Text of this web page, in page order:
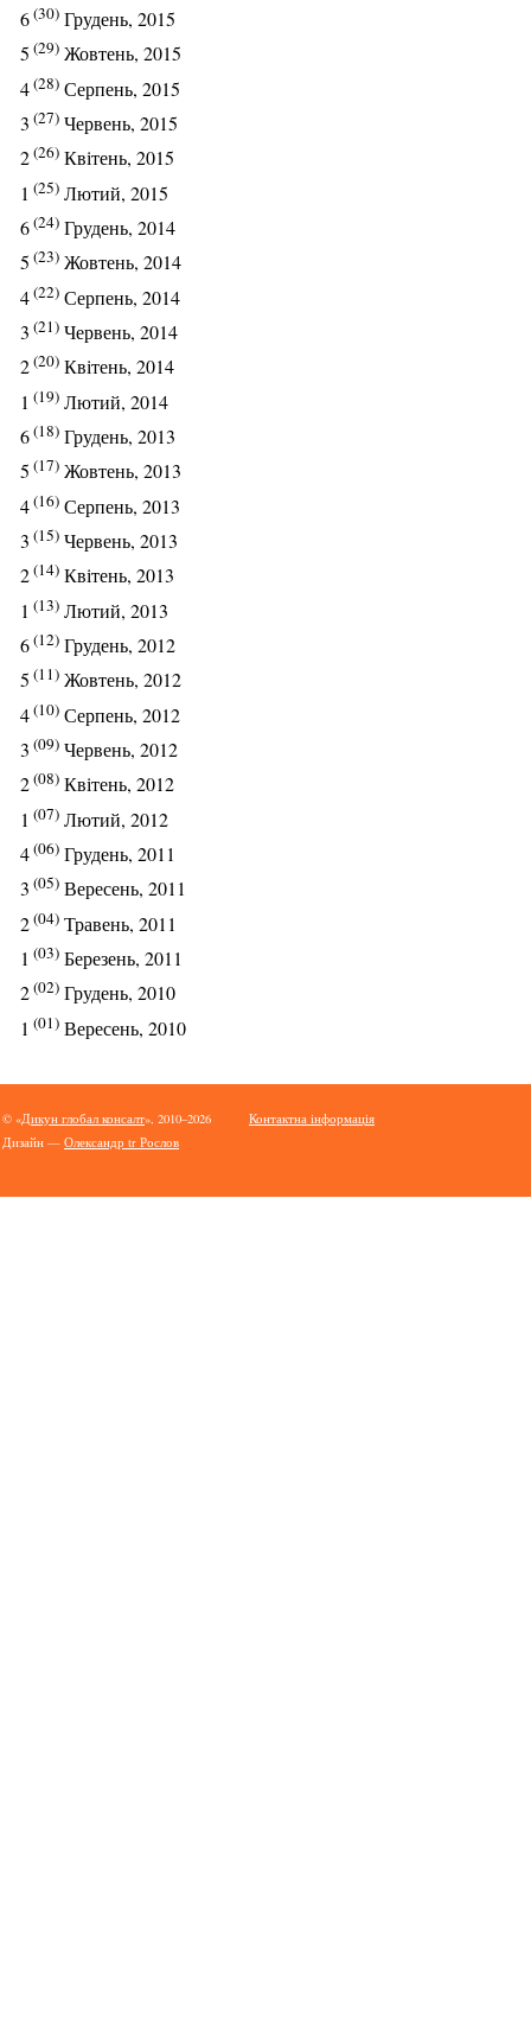
6(30) Грудень, 2015
5 (29) Жовтень, 2015
4(28) Серпень, 2015
3 (27) Червень, 2015
2(26) Квітень, 2015
1 (25) Лютий, 2015
6(24) Грудень, 2014
5 (23) Жовтень, 2014
4(22) Серпень, 2014
3 (21) Червень, 2014
2(20) Квітень, 2014
1 (19) Лютий, 2014
6(18) Грудень, 2013
5 (17) Жовтень, 2013
4(16) Серпень, 2013
3 (15) Червень, 2013
2(14) Квітень, 2013
1 (13) Лютий, 2013
6(12) Грудень, 2012
5 (11) Жовтень, 2012
4(10) Серпень, 2012
3 (09) Червень, 2012
2(08) Квітень, 2012
1 (07) Лютий, 2012
4(06) Грудень, 2011
3 (05) Вересень, 2011
2(04) Травень, 2011
1 (03) Березень, 2011
2(02) Грудень, 2010
1 (01) Вересень, 2010
© «Дикун глобал консалт», 2010–2026
Дизайн — Олександр tr Рослов
Контактна інформація